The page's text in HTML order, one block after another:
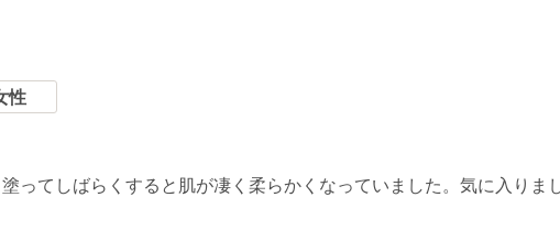
性
ってしばらくすると肌が凄く柔らかくなっていました。気に入りまし